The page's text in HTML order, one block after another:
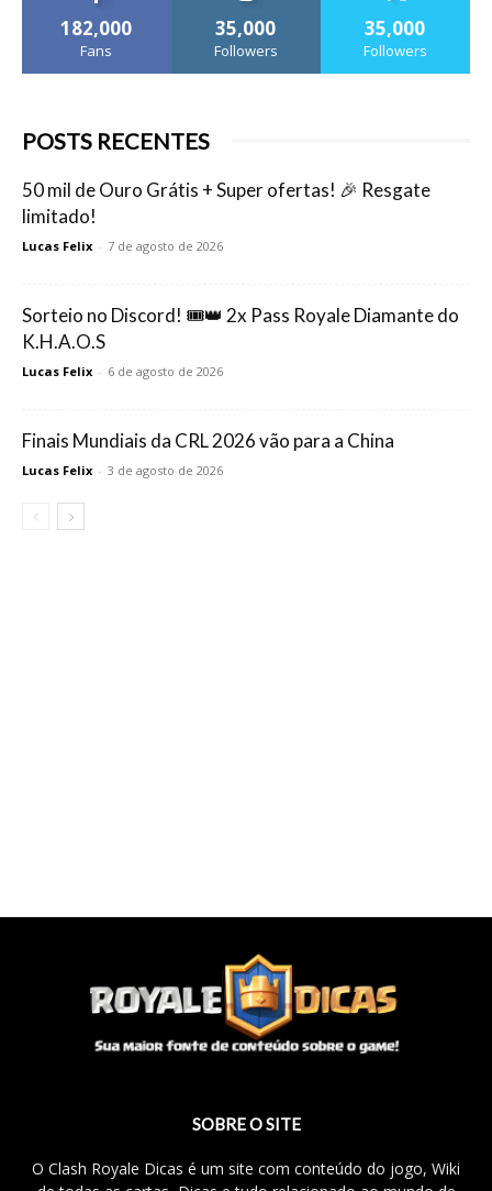
182,000
Fans
35,000
Followers
35,000
Followers
POSTS RECENTES
50 mil de Ouro Grátis + Super ofertas! 🎉 Resgate
limitado!
Lucas Felix - 7 de agosto de 2026
Sorteio no Discord! 🎟️👑 2x Pass Royale Diamante do
K.H.A.O.S
Lucas Felix - 6 de agosto de 2026
Finais Mundiais da CRL 2026 vão para a China
Lucas Felix - 3 de agosto de 2026
SOBRE O SITE
O Clash Royale Dicas é um site com conteúdo do jogo, Wiki